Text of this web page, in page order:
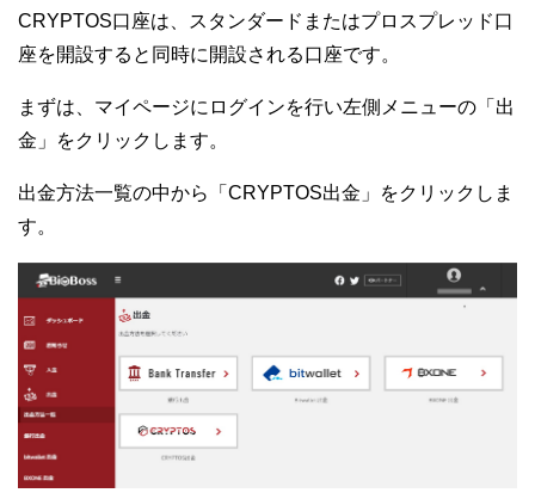
CRYPTOS口座は、スタンダードまたはプロスプレッド口
座を開設すると同時に開設される口座です。
まずは、マイページにログインを行い左側メニューの「出
金」をクリックします。
出金方法一覧の中から「CRYPTOS出金」をクリックしま
す。